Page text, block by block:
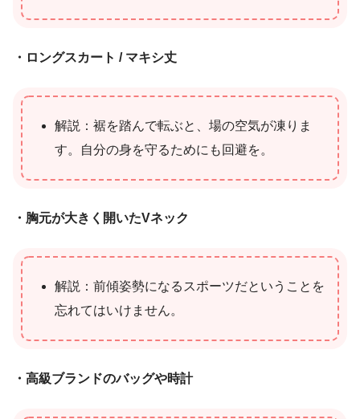
・ロングスカート / マキシ丈
解説：裾を踏んで転ぶと、場の空気が凍りま
す。自分の身を守るためにも回避を。
・胸元が大きく開いたVネック
解説：前傾姿勢になるスポーツだということを
忘れてはいけません。
・高級ブランドのバッグや時計